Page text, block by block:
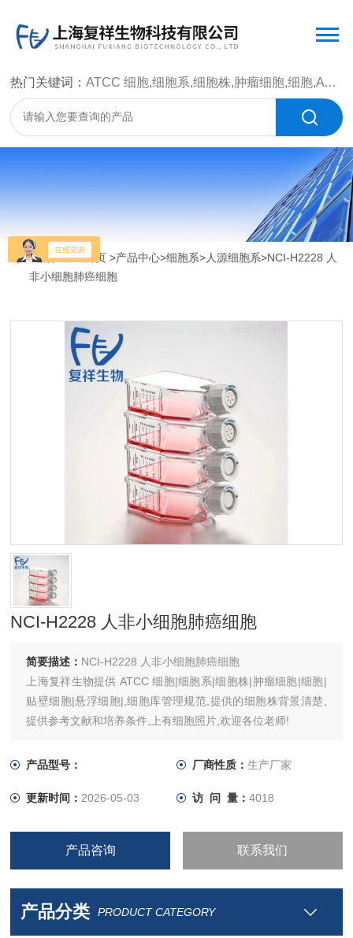
热门关键词：ATCC 细胞,细胞系,细胞株,肿瘤细胞,细胞,ATCC 菌种，CMCC 菌种，标准菌株，质控菌种，微生物菌种，菌株，菌种
当前位置：首页>产品中心>细胞系>人源细胞系>NCI-H2228 人
非小细胞肺癌细胞
NCI-H2228 人非小细胞肺癌细胞
简要描述： NCI-H2228 人非小细胞肺癌细胞
上海复祥生物提供 ATCC 细胞|细胞系|细胞株|肿瘤细胞|细胞|
贴壁细胞|悬浮细胞|,细胞库管理规范,提供的细胞株背景清楚,
提供参考文献和培养条件,上有细胞照片,欢迎各位老师!
产品型号： 厂商性质： 生产厂家
更新时间： 2026-05-03 访 问 量： 4018
产品咨询 联系我们
产品分类 PRODUCT CATEGORY